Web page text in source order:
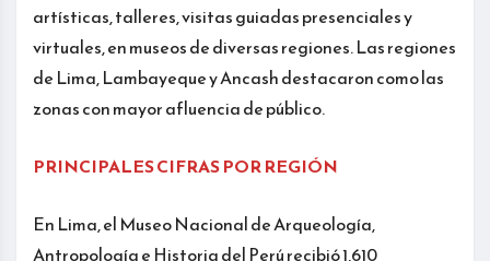
artísticas, talleres, visitas guiadas presenciales y
virtuales, en museos de diversas regiones. Las regiones
de Lima, Lambayeque y Ancash destacaron como las
zonas con mayor afluencia de público.
PRINCIPALES CIFRAS POR REGIÓN
En Lima, el Museo Nacional de Arqueología,
Antropología e Historia del Perú recibió 1,610